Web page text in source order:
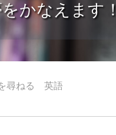
かなえます！
尋ねる 英語